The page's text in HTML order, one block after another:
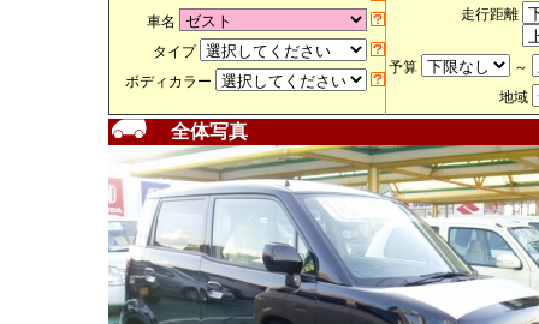
車名
タイプ
ボディカラー
走行距離
予算
～
地域
全体写真